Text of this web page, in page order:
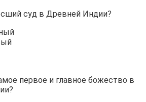
суд в Древней Индии?
первое и главное божество в